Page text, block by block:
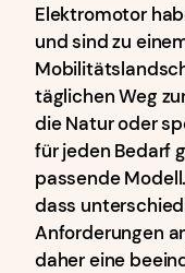
Elektromotor
und sind zu
täglichen Weg
die Natur oder
für jeden Bedarf
passende
dass
Anforderungen
daher eine